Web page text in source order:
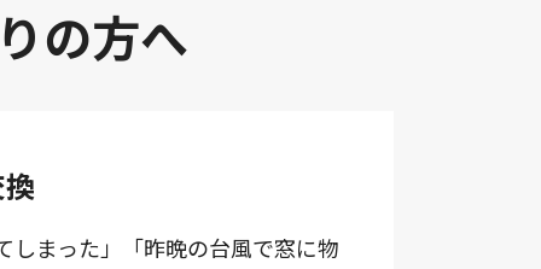
の方へ
しまった」「昨晩の台風で窓に物